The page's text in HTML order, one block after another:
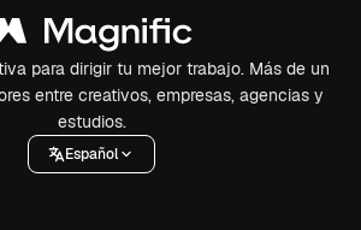
para dirigir tu mejor trabajo. Más de un
entre creativos, empresas, agencias y
estudios.
Español